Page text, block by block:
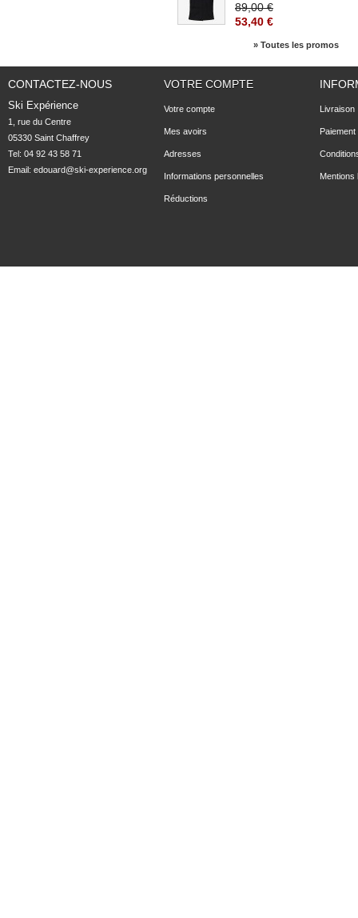
89,00 €
53,40 €
» Toutes les promos
CONTACTEZ-NOUS
Ski Expérience
1, rue du Centre
05330 Saint Chaffrey
Tel: 04 92 43 58 71
Email: edouard@ski-experience.org
VOTRE COMPTE
Votre compte
Mes avoirs
Adresses
Informations personnelles
Réductions
Livraison
Mentions